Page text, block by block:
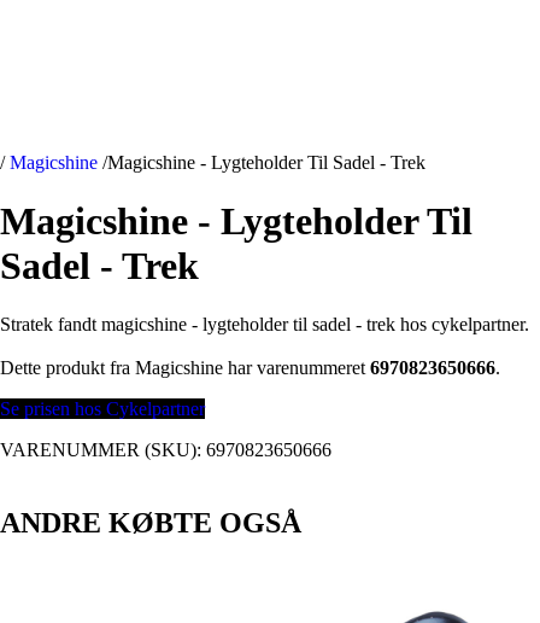
/ Magicshine /Magicshine - Lygteholder Til Sadel - Trek
Magicshine - Lygteholder Til
Sadel - Trek
Stratek fandt magicshine - lygteholder til sadel - trek hos cykelpartner.
Dette produkt fra Magicshine har varenummeret6970823650666.
Se prisen hos Cykelpartner
VARENUMMER (SKU): 6970823650666
ANDRE KØBTE OGSÅ